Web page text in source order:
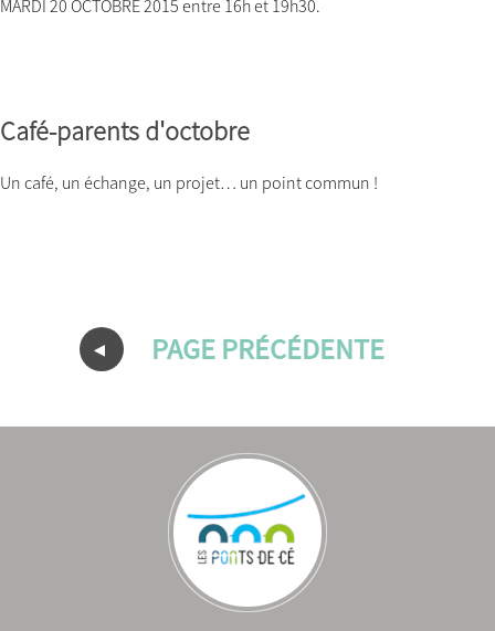
MARDI 20 OCTOBRE 2015 entre 16h et 19h30.
Café-parents d'octobre
Un café, un échange, un projet… un point commun !
PAGE PRÉCÉDENTE